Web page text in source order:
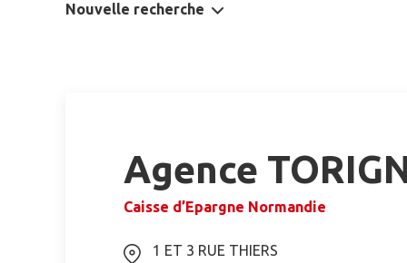
Nouvelle recherche
Agence
Caisse d’Epargne Normandie
1 ET 3 RUE THIERS